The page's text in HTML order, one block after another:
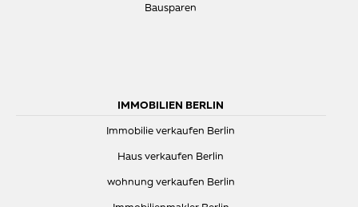
Bausparen
IMMOBILIEN BERLIN
Immobilie verkaufen Berlin
Haus verkaufen Berlin
wohnung verkaufen Berlin